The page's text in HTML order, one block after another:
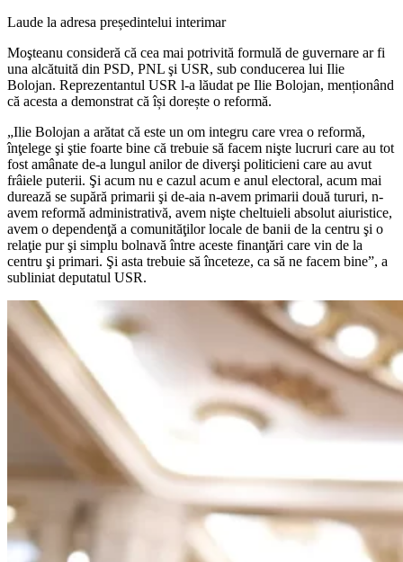
Laude la adresa președintelui interimar
Moşteanu consideră că cea mai potrivită formulă de guvernare ar fi
una alcătuită din PSD, PNL şi USR, sub conducerea lui Ilie
Bolojan. Reprezentantul USR l-a lăudat pe Ilie Bolojan, menționând
că acesta a demonstrat că își dorește o reformă.
„Ilie Bolojan a arătat că este un om integru care vrea o reformă,
înţelege şi ştie foarte bine că trebuie să facem nişte lucruri care au tot
fost amânate de-a lungul anilor de diverşi politicieni care au avut
frâiele puterii. Şi acum nu e cazul acum e anul electoral, acum mai
durează se supără primarii şi de-aia n-avem primarii două tururi, n-
avem reformă administrativă, avem nişte cheltuieli absolut aiuristice,
avem o dependenţă a comunităţilor locale de banii de la centru şi o
relaţie pur şi simplu bolnavă între aceste finanţări care vin de la
centru şi primari. Şi asta trebuie să înceteze, ca să ne facem bine”, a
subliniat deputatul USR.